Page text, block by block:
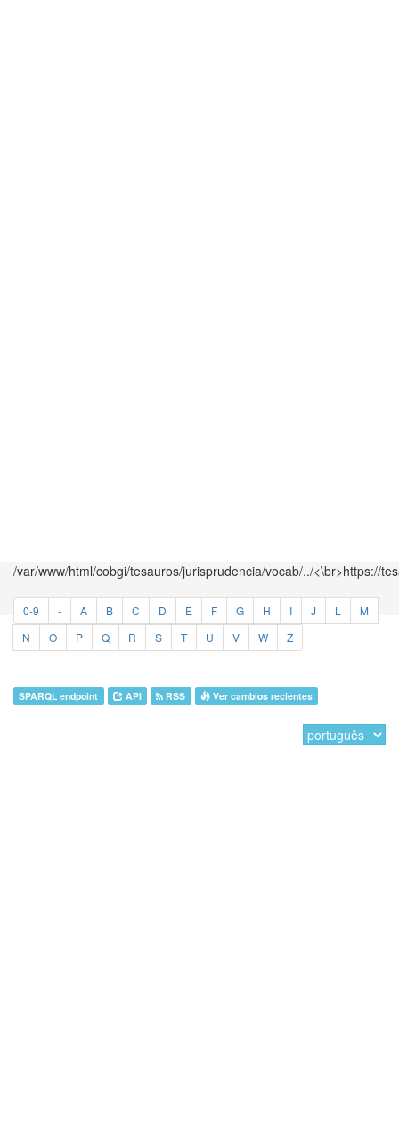
/var/www/html/cobgi/tesauros/jurisprudencia/vocab/../<\br>https://
0-9 - A B C D E F G H I J L
M
N
O P Q R S T U V W Z
SPARQL endpoint API RSS Ver cambios recientes